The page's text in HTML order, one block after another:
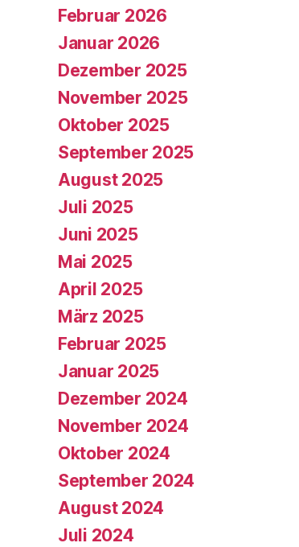
Februar 2026
Januar 2026
Dezember 2025
November 2025
Oktober 2025
September 2025
August 2025
Juli 2025
Juni 2025
Mai 2025
April 2025
März 2025
Februar 2025
Januar 2025
Dezember 2024
November 2024
Oktober 2024
September 2024
August 2024
Juli 2024